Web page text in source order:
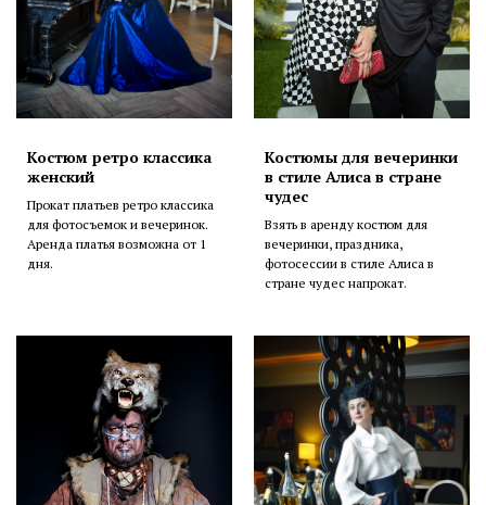
Костюм ретро классика
женский
Прокат платьев ретро классика
для фотосъемок и вечеринок.
Аренда платья возможна от 1
дня.
Костюмы для вечеринки
в стиле Алиса в стране
чудес
Взять в аренду костюм для
вечеринки, праздника,
фотосессии в стиле Алиса в
стране чудес напрокат.